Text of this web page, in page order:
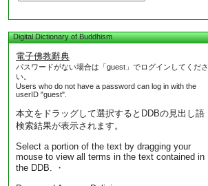
Digital Dictionary of Buddhism
電子佛教辭典
パスワードがない場合は「guest」でログインしてくださ
い。
Users who do not have a password can log in with the
userID "guest".
本文をドラッグして選択するとDDBの見出し語
検索結果が表示されます。
Select a portion of the text by dragging your
mouse to view all terms in the text contained in
the DDB. ・